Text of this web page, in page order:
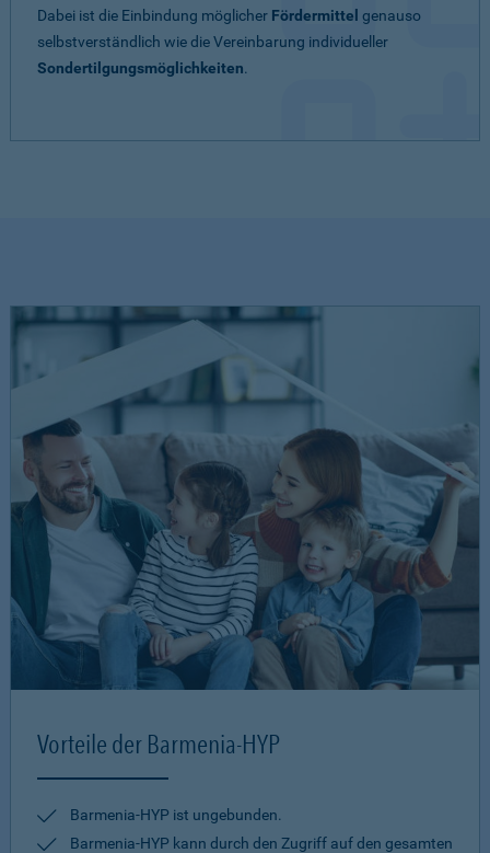
Dabei ist die Einbindung möglicher Fördermittel genauso
selbstverständlich wie die Vereinbarung individueller
Sondertilgungsmöglichkeiten.
Vorteile der Barmenia-HYP
Barmenia-HYP ist ungebunden.
Barmenia-HYP kann durch den Zugriff auf den gesamten